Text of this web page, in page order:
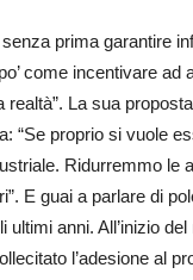
prima garantire
come incentivare
realtà”. La sua
“Se proprio si vuole
Ridurremmo le
E guai a parlare di
ultimi anni. All’inizio
l’adesione al